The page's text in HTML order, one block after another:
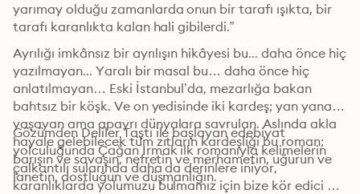
yarımay olduğu zamanlarda onun bir tarafı ışıkta, bir
tarafı karanlıkta kalan hali gibilerdi.”
Ayrılığı imkânsız bir ayrılışın hikâyesi bu... daha önce hiç
yazılmayan... Yaralı bir masal bu… daha önce hiç
anlatılmayan… Eski İstanbul’da, mezarlığa bakan
bahtsız bir köşk. Ve on yedisinde iki kardeş; yan yana
yaşayan ama apayrı dünyalara savrulan. Aslında akla
hayale gelebilecek tüm zıtların kardeşliği bu roman;
barışın ve savaşın, nefretin ve merhametin, uğurun ve
lanetin, dostluğun ve düşmanlığın.
Gözümden Deliler Taştı ile başlayan edebiyat
yolculuğunda Çağan Irmak ilk romanıyla kelimelerin
çalkantılı sularında daha da derinlere iniyor,
karanlıklarda yolumuzu bulmamız için bize kör edici bir